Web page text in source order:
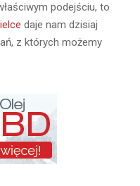
podejściu, to
daje nam dzisiaj
z których możemy